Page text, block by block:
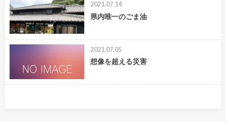
2021.07.14
県内唯一のごま油
2021.07.05
想像を超える災害